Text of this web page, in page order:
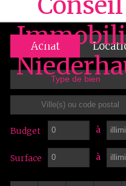
Achat
Type de bien
Budget à
Surface à